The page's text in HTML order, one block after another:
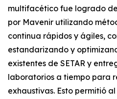
multifacético fue logrado
por Mavenir utilizando
continua rápidos y ágiles,
estandarizando y
existentes de SETAR y
laboratorios a tiempo para
exhaustivas. Esto permitió